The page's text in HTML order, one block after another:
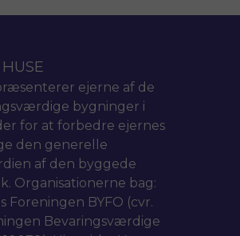
ejerne af de
bygninger i
for at forbedre ejernes
den generelle
af den byggede
Organisationerne bag:
Foreningen BYFO (cvr.
Bevaringsværdige